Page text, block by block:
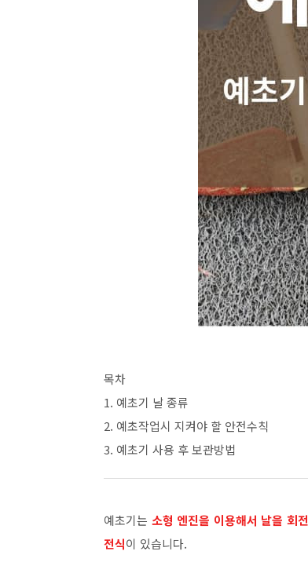
목차
1. 예초기 날 종류
2. 예초작업시 지켜야 할 안전수칙
3. 예초기 사용 후 보관방법
예초기는 소형 엔진을 이용해서 날을 회
전식이 있습니다.